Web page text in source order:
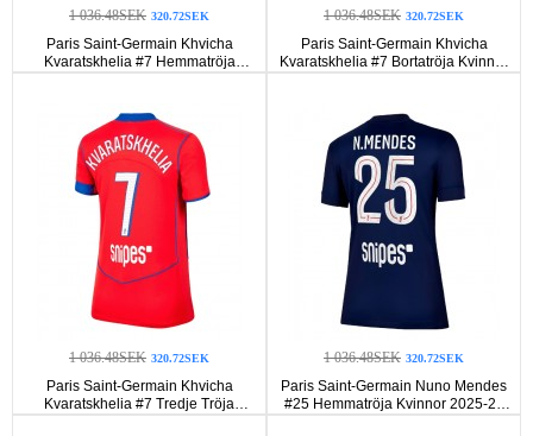
1 036.48SEK 320.72SEK
Paris Saint-Germain Khvicha
Kvaratskhelia #7 Hemmatröja
Kvinnor 2025-26 Korta ärmar
1 036.48SEK 320.72SEK
Paris Saint-Germain Khvicha
Kvaratskhelia #7 Bortatröja Kvinnor
2025-26 Korta ärmar
1 036.48SEK 320.72SEK
Paris Saint-Germain Khvicha
Kvaratskhelia #7 Tredje Tröja
Kvinnor 2025-26 Korta ärmar
1 036.48SEK 320.72SEK
Paris Saint-Germain Nuno Mendes
#25 Hemmatröja Kvinnor 2025-26
Korta ärmar